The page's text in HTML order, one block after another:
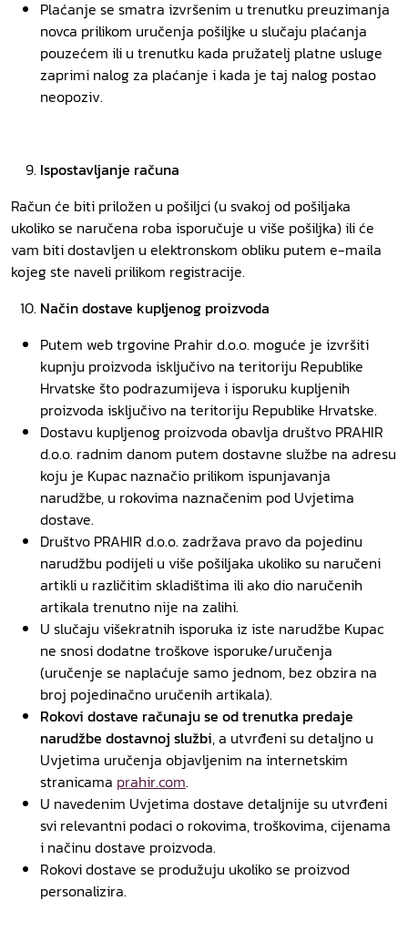
Plaćanje se smatra izvršenim u trenutku preuzimanja
novca prilikom uručenja pošiljke u slučaju plaćanja
pouzećem ili u trenutku kada pružatelj platne usluge
zaprimi nalog za plaćanje i kada je taj nalog postao
neopoziv.
Ispostavljanje računa
Račun će biti priložen u pošiljci (u svakoj od pošiljaka
ukoliko se naručena roba isporučuje u više pošiljka) ili će
vam biti dostavljen u elektronskom obliku putem e-maila
kojeg ste naveli prilikom registracije.
Način dostave kupljenog proizvoda
Putem web trgovine Prahir d.o.o. moguće je izvršiti
kupnju proizvoda isključivo na teritoriju Republike
Hrvatske što podrazumijeva i isporuku kupljenih
proizvoda isključivo na teritoriju Republike Hrvatske.
Dostavu kupljenog proizvoda obavlja društvo PRAHIR
d.o.o. radnim danom putem dostavne službe na adresu
koju je Kupac naznačio prilikom ispunjavanja
narudžbe, u rokovima naznačenim pod Uvjetima
dostave.
Društvo PRAHIR d.o.o. zadržava pravo da pojedinu
narudžbu podijeli u više pošiljaka ukoliko su naručeni
artikli u različitim skladištima ili ako dio naručenih
artikala trenutno nije na zalihi.
U slučaju višekratnih isporuka iz iste narudžbe Kupac
ne snosi dodatne troškove isporuke/uručenja
(uručenje se naplaćuje samo jednom, bez obzira na
broj pojedinačno uručenih artikala).
Rokovi dostave računaju se od trenutka predaje
narudžbe dostavnoj službi, a utvrđeni su detaljno u
Uvjetima uručenja objavljenim na internetskim
stranicama prahir.com.
U navedenim Uvjetima dostave detaljnije su utvrđeni
svi relevantni podaci o rokovima, troškovima, cijenama
i načinu dostave proizvoda.
Rokovi dostave se produžuju ukoliko se proizvod
personalizira.